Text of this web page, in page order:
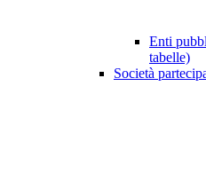
Enti
tabelle)
Società